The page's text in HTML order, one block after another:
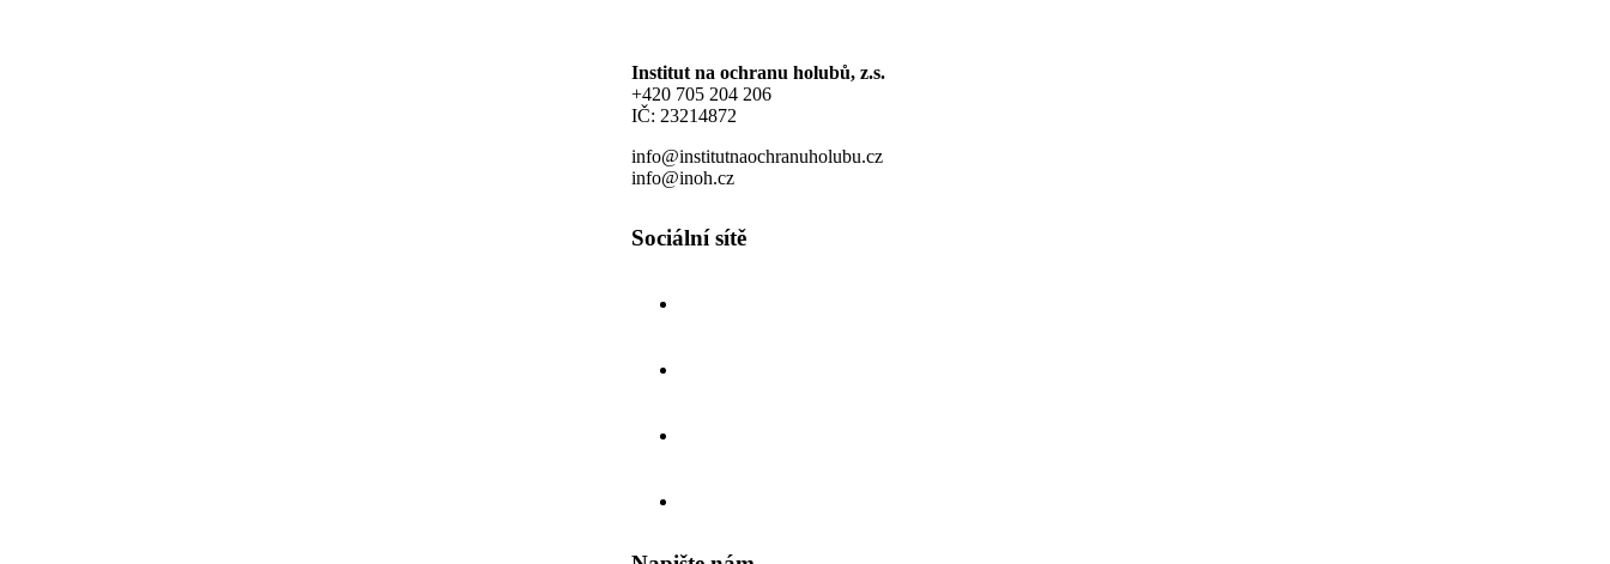
Institut na ochranu holubů, z.s.
+420 705 204 206
IČ: 23214872
info@institutnaochranuholubu.cz
info@inoh.cz
Sociální sítě